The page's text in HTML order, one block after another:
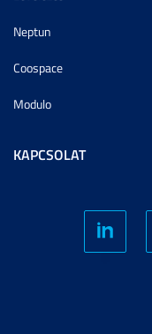
Neptun
Coospace
Modulo
KAPCSOLAT